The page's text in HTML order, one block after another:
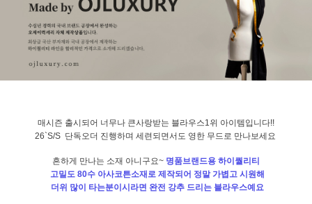
매시즌 출시되어 너무나 큰사랑받는 블라우스1위 아이템입니다!!
26`S/S 단독오더 진행하며 세련되면서도 영한 무드로 만나보세요
흔하게 만나는 소재 아니구요~ 명품브랜드용 하이퀄리티
고밀도 80수 아사코튼소재로 제작되어 정말 가볍고 시원해
더위 많이 타는분이시라면 완전 강추 드리는 블라우스예요